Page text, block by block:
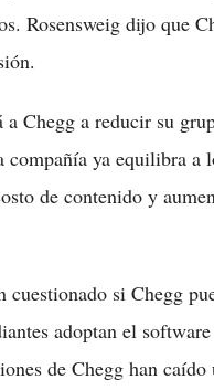
Rosensweig dijo que
Chegg a reducir su
ya equilibra a
de contenido y
si Chegg
adoptan el
de Chegg han